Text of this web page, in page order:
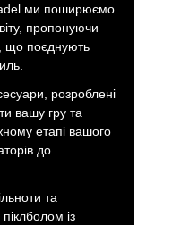
ми поширюємо
пропонуючи
що поєднують
розроблені
вашу гру та
етапі вашого
до
та
із